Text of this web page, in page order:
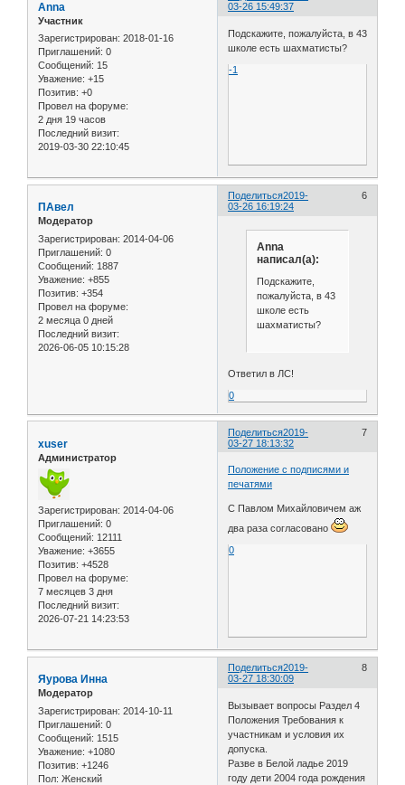
03-26 15:49:37
Anna
Участник
Зарегистрирован: 2018-01-16
Приглашений: 0
Сообщений: 15
Уважение: +15
Позитив: +0
Провел на форуме:
2 дня 19 часов
Последний визит:
2019-03-30 22:10:45
Подскажите, пожалуйста, в 43
школе есть шахматисты?
-1
Поделиться 6
2019-
03-26 16:19:24
ПАвел
Модератор
Зарегистрирован: 2014-04-06
Приглашений: 0
Сообщений: 1887
Уважение: +855
Позитив: +354
Провел на форуме:
2 месяца 0 дней
Последний визит:
2026-06-05 10:15:28
Anna
написал(а):
Подскажите,
пожалуйста, в 43
школе есть
шахматисты?
Ответил в ЛС!
0
Поделиться 7
2019-
03-27 18:13:32
xuser
Администратор
Зарегистрирован: 2014-04-06
Приглашений: 0
Сообщений: 12111
Уважение: +3655
Позитив: +4528
Провел на форуме:
7 месяцев 3 дня
Последний визит:
2026-07-21 14:23:53
Положение с подписями и
печатями
С Павлом Михайловичем аж
два раза согласовано
0
Поделиться 8
2019-
03-27 18:30:09
Яурова Инна
Модератор
Зарегистрирован: 2014-10-11
Приглашений: 0
Сообщений: 1515
Уважение: +1080
Позитив: +1246
Пол: Женский
Вызывает вопросы Раздел 4
Положения Требования к
участникам и условия их
допуска.
Разве в Белой ладье 2019
году дети 2004 года рождения